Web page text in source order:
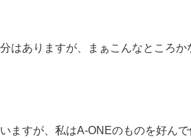
はありますが、まぁこんなところか
ますが、私はA-ONEのものを好ん